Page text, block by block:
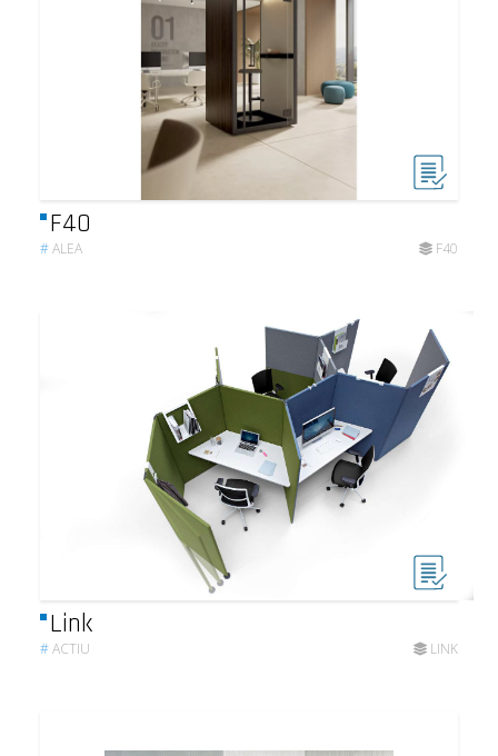
F40
#ALEA F40
Link
#ACTIU LINK